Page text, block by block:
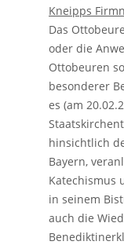
Kneipps
Das
oder die
Ottobeuren
besonderer
es (am
hinsichtlich
Bayern,
Katechismus
in seinem
auch die